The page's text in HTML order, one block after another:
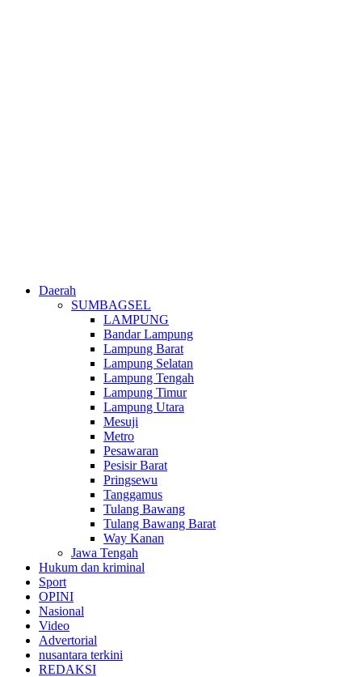
Daerah
SUMBAGSEL
LAMPUNG
Bandar Lampung
Lampung Barat
Lampung Selatan
Lampung Tengah
Lampung Timur
Lampung Utara
Mesuji
Metro
Pesawaran
Pesisir Barat
Pringsewu
Tanggamus
Tulang Bawang
Tulang Bawang Barat
Way Kanan
Jawa Tengah
Hukum dan kriminal
Sport
OPINI
Nasional
Video
Advertorial
nusantara terkini
REDAKSI